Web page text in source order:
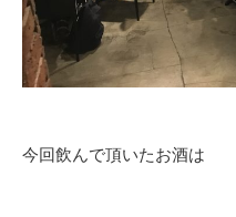
今回飲んで頂いたお酒は